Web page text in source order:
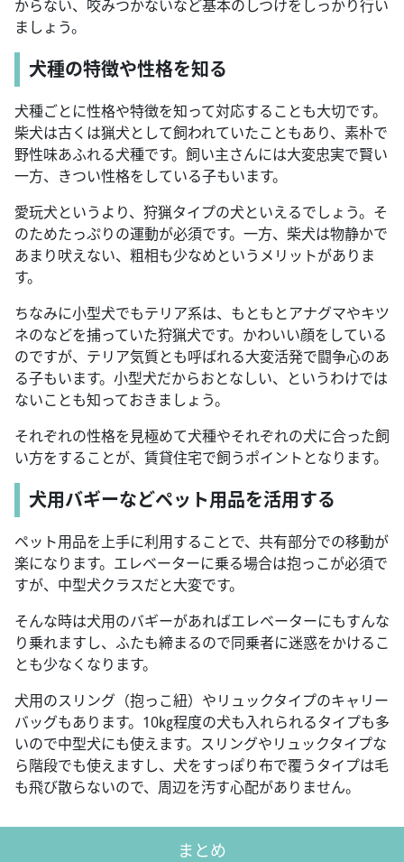
からない、咬みつかないなど基本のしつけをしっかり行い
ましょう。
犬種の特徴や性格を知る
犬種ごとに性格や特徴を知って対応することも大切です。
柴犬は古くは猟犬として飼われていたこともあり、素朴で
野性味あふれる犬種です。飼い主さんには大変忠実で賢い
一方、きつい性格をしている子もいます。
愛玩犬というより、狩猟タイプの犬といえるでしょう。そ
のためたっぷりの運動が必須です。一方、柴犬は物静かで
あまり吠えない、粗相も少なめというメリットがありま
す。
ちなみに小型犬でもテリア系は、もともとアナグマやキツ
ネのなどを捕っていた狩猟犬です。かわいい顔をしている
のですが、テリア気質とも呼ばれる大変活発で闘争心のあ
る子もいます。小型犬だからおとなしい、というわけでは
ないことも知っておきましょう。
それぞれの性格を見極めて犬種やそれぞれの犬に合った飼
い方をすることが、賃貸住宅で飼うポイントとなります。
犬用バギーなどペット用品を活用する
ペット用品を上手に利用することで、共有部分での移動が
楽になります。エレベーターに乗る場合は抱っこが必須で
すが、中型犬クラスだと大変です。
そんな時は犬用のバギーがあればエレベーターにもすんな
り乗れますし、ふたも締まるので同乗者に迷惑をかけるこ
とも少なくなります。
犬用のスリング（抱っこ紐）やリュックタイプのキャリー
バッグもあります。10㎏程度の犬も入れられるタイプも多
いので中型犬にも使えます。スリングやリュックタイプな
ら階段でも使えますし、犬をすっぽり布で覆うタイプは毛
も飛び散らないので、周辺を汚す心配がありません。
まとめ